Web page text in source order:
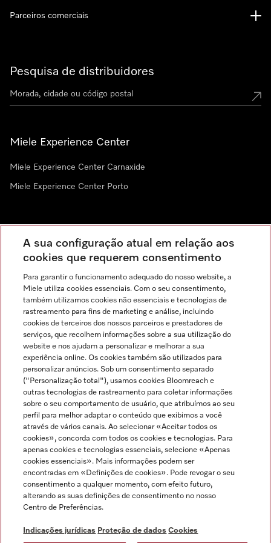
Pesquisa de distribuidores
Miele Experience Center
Miele Experience Center Carnaxide
Miele Experience Center Porto
Parceiros comerciais
Indicações jurídicas
Condições gerais
Proteção de dados
Condições de utilização
Canal de Ética
Formulário de livre resolução
Miele no Instagram
Miele no Facebook
Miele no Youtube
A sua configuração atual em relação aos
cookies que requerem consentimento
Para garantir o funcionamento adequado do nosso website, a
Miele utiliza cookies essenciais. Com o seu consentimento,
também utilizamos cookies não essenciais e tecnologias de
rastreamento para fins de marketing e análise, incluindo
cookies de terceiros dos nossos parceiros e prestadores de
serviços, que recolhem informações sobre a sua utilização do
website e nos ajudam a personalizar e melhorar a sua
experiência online. Os cookies também são utilizados para
personalizar anúncios. Sob um consentimento separado
("Personalização total"), usamos cookies Bloomreach e
outras tecnologias de rastreamento para coletar informações
sobre o seu comportamento de usuário, que atribuímos ao seu
perfil para melhor adaptar o conteúdo que exibimos a você
através de vários canais. Ao selecionar «Aceitar todos os
cookies», concorda com todos os cookies e tecnologias. Para
apenas cookies e tecnologias essenciais, selecione «Apenas
cookies essenciais». Mais informações podem ser
encontradas em «Definições de cookies». Pode revogar o seu
consentimento a qualquer momento, com efeito futuro,
alterando as suas definições de consentimento no nosso
Centro de Preferências.
Indicações jurídicas Proteção de dados Cookies